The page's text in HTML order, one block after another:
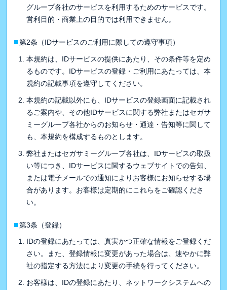
グループ各社のサービスを利用するためのサービスです。
営利目的・商業上の目的では利用できません。
■第2条（IDサービスのご利用に際しての遵守事項）
本規約は、IDサービスの提供にあたり、その条件等を定め
るものです。IDサービスの登録・ご利用にあたっては、本
規約の記載事項を遵守してください。
本規約の記載以外にも、IDサービスの登録画面に記載され
るご案内や、その他IDサービスに関する弊社またはセガサ
ミーグループ各社からのお知らせ・通達・告知等に関して
も、本規約を構成するものとします。
弊社またはセガサミーグループ各社は、IDサービスの取扱
い等につき、IDサービスに関するウェブサイトでの告知、
または電子メールでの通知によりお客様にお知らせする場
合があります。お客様は定期的にこれらをご確認くださ
い。
■第3条（登録）
IDの登録にあたっては、真実かつ正確な情報をご登録くだ
さい。また、登録情報に変更があった場合は、速やかに弊
社の指定する方法により変更の手続を行ってください。
お客様は、IDの登録にあたり、ネットワークシステムへの